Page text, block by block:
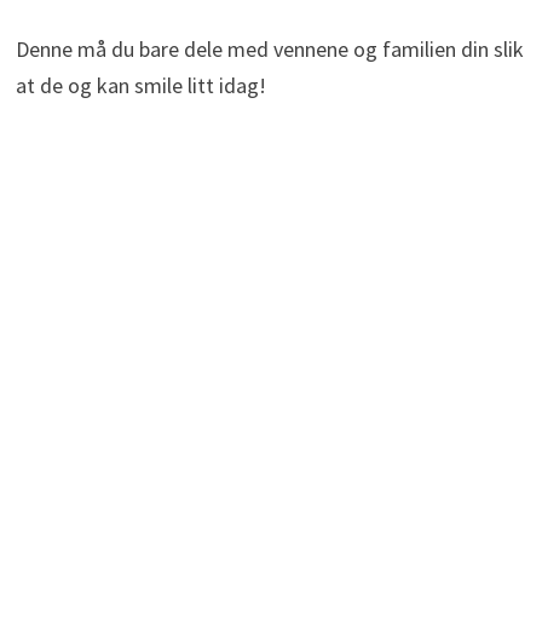
Denne må du bare dele med vennene og familien din slik
at de og kan smile litt idag!